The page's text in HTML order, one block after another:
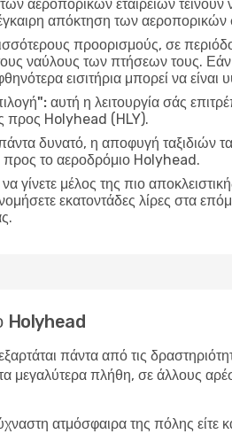
των αεροπορικών εταιρειών
απόκτηση των
προορισμούς, σε
ναύλους των πτήσεων τους.
εισιτήρια μπορεί να είναι
αυτή η λειτουργία σάς
προς Holyhead (HLY).
πάντα δυνατό, η αποφυγή ταξιδιών
προς το αεροδρόμιο Holyhead.
να γίνετε μέλος της πιο
εκατοντάδες λίρες στα
Holyhead
πάντα από τις
μεγαλύτερα πλήθη, σε άλλους
ατμόσφαιρα της πόλης